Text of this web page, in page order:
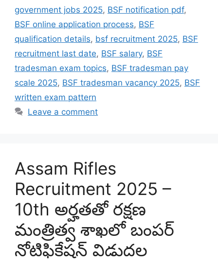
government jobs 2025, BSF notification pdf,
BSF online application process, BSF
qualification details, bsf recruitment 2025, BSF
recruitment last date, BSF salary, BSF
tradesman exam topics, BSF tradesman pay
scale 2025, BSF tradesman vacancy 2025, BSF
written exam pattern
Leave a comment
Assam Rifles
Recruitment 2025 –
10th అర్హతతో రక్షణ
మంత్రిత్వ శాఖలో బంపర్
నోటిఫికేషన్ విడుదల